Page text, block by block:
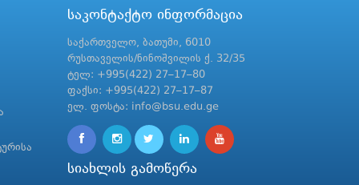
საკონტაქტო ინფორმაცია
საქართველო, ბათუმი, 6010
რუსთაველის/ნინოშვილის ქ. 32/35
ტელ: +995(422) 27–17–80
ფაქსი: +995(422) 27–17–87
ელ. ფოსტა: info@bsu.edu.ge
სიახლის გამოწერა